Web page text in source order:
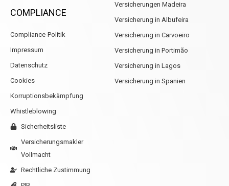
COMPLIANCE
Compliance-Politik
Impressum
Datenschutz
Cookies
Korruptionsbekämpfung
Whistleblowing
Sicherheitsliste
Versicherungsmakler
Vollmacht
Rechtliche Zustimmung
Versicherungen Madeira
Versicherung in Albufeira
Versicherung in Carvoeiro
Versicherung in Portimão
Versicherung in Lagos
Versicherung in Spanien